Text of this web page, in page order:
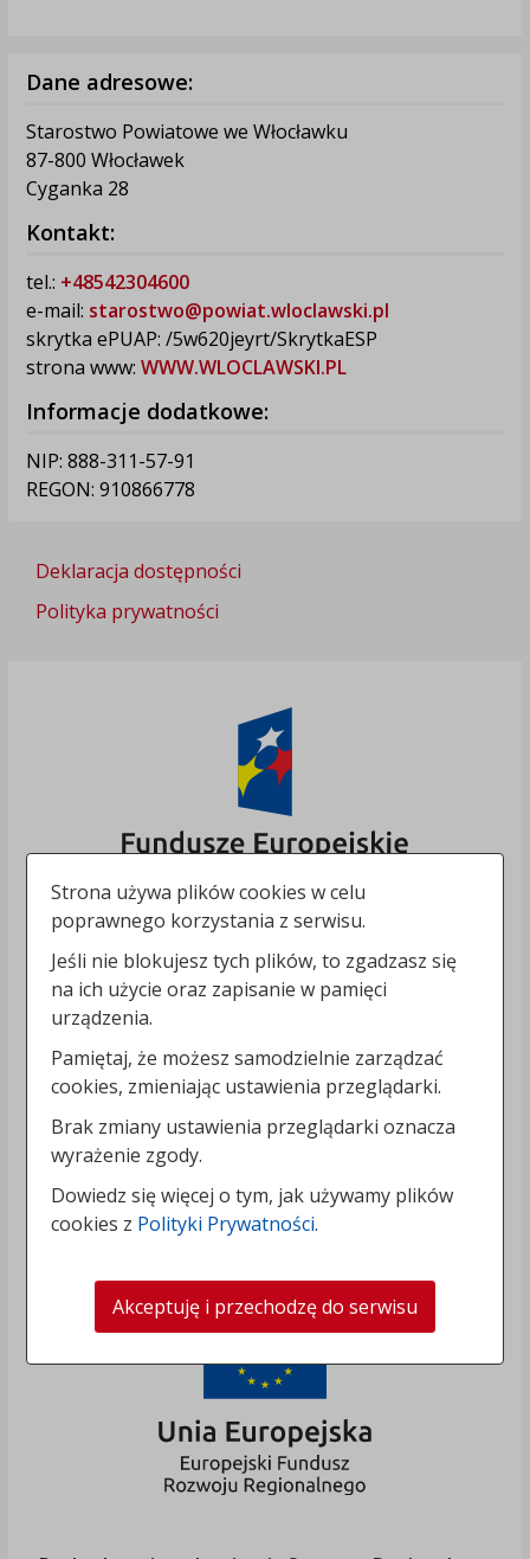
Dane adresowe:
Starostwo Powiatowe we Włocławku
87-800 Włocławek
Cyganka 28
Kontakt:
tel.: +48542304600
e-mail: starostwo@powiat.wloclawski.pl
skrytka ePUAP: /5w620jeyrt/SkrytkaESP
strona www: WWW.WLOCLAWSKI.PL
Informacje dodatkowe:
NIP: 888-311-57-91
REGON: 910866778
Deklaracja dostępności
Polityka prywatności
Strona używa plików cookies w celu
poprawnego korzystania z serwisu.
Jeśli nie blokujesz tych plików, to zgadzasz się
na ich użycie oraz zapisanie w pamięci
urządzenia.
Pamiętaj, że możesz samodzielnie zarządzać
cookies, zmieniając ustawienia przeglądarki.
Brak zmiany ustawienia przeglądarki oznacza
wyrażenie zgody.
Dowiedz się więcej o tym, jak używamy plików
cookies z Polityki Prywatności.
Akceptuję i przechodzę do serwisu